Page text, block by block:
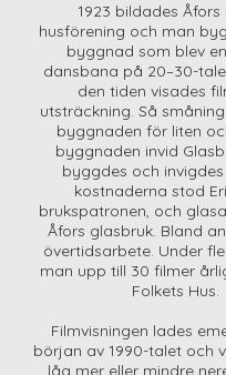
1923 bildades Åfors
husförening och man
byggnad som blev
dansbana på 20–30-
den tiden visades
utsträckning. Så
byggnaden för liten
byggnaden invid
byggdes och invigdes
kostnaderna stod
brukspatronen, och
Åfors glasbruk. Bland
övertidsarbete. Under
man upp till 30 filmer
Folkets Hus.
Filmvisningen lades
början av 1990-talet och
låg mer eller mindre